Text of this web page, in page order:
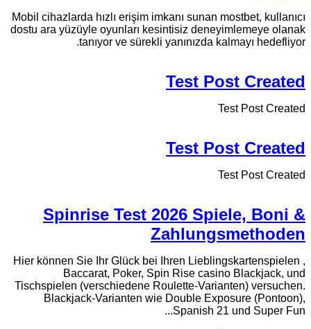
Mobil cihazlarda hızlı erişim imkanı sunan mostbet, kullanıcı
dostu ara yüzüyle oyunları kesintisiz deneyimlemeye olanak
tanıyor ve sürekli yanınızda kalmayı hedefliyor.
Test Post Created
Test Post Created
Test Post Created
Test Post Created
Spinrise Test 2026 Spiele, Boni &
Zahlungsmethoden
Hier können Sie Ihr Glück bei Ihren Lieblingskartenspielen ,
Baccarat, Poker, Spin Rise casino Blackjack, und
Tischspielen (verschiedene Roulette-Varianten) versuchen.
Blackjack-Varianten wie Double Exposure (Pontoon),
Spanish 21 und Super Fun...